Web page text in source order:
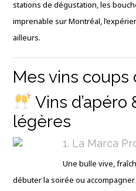
stations de dégustation, les
imprenable sur Montréal,
ailleurs.
Mes vins
Vins d’apéro
légères
1. La Marca
Une bulle vive,
débuter la soirée ou